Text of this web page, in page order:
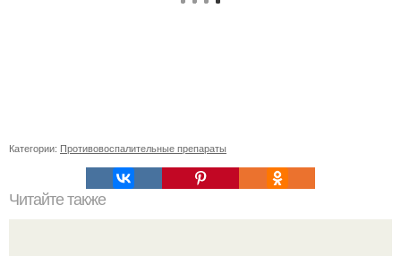
Категории: Противовоспалительные препараты
Читайте также